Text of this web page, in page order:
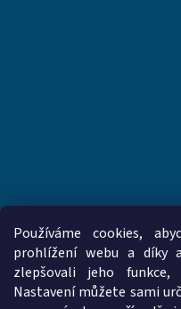
Používáme cookies,
prohlížení webu a díky
zlepšovali jeho
Nastavení můžete sami